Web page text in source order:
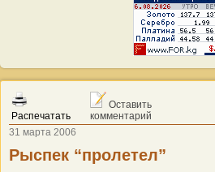
Распечатать
Оставить
комментарий
31 марта 2006
Рыспек “пролетел”